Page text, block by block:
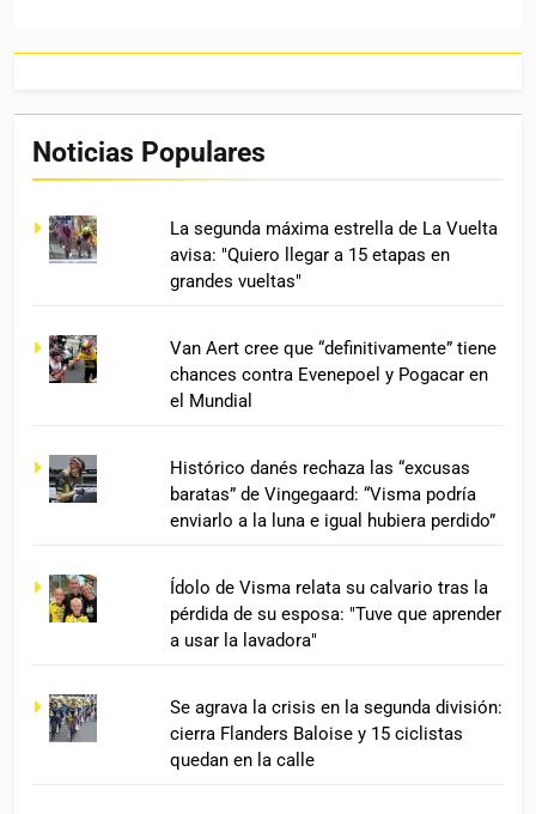
Noticias Populares
La segunda máxima estrella de La Vuelta
avisa: "Quiero llegar a 15 etapas en
grandes vueltas"
Van Aert cree que “definitivamente” tiene
chances contra Evenepoel y Pogacar en
el Mundial
Histórico danés rechaza las “excusas
baratas” de Vingegaard: “Visma podría
enviarlo a la luna e igual hubiera perdido”
Ídolo de Visma relata su calvario tras la
pérdida de su esposa: "Tuve que aprender
a usar la lavadora"
Se agrava la crisis en la segunda división:
cierra Flanders Baloise y 15 ciclistas
quedan en la calle